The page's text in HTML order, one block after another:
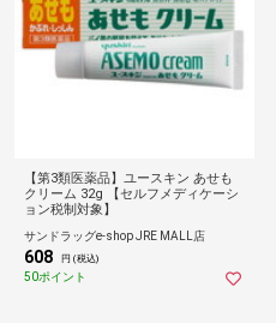
【第3類医薬品】ユースキン あせも
クリーム 32g 【セルフメディケーシ
ョン税制対象】
サンドラッグe-shop JRE MALL店
608 円 (税込)
50ポイント